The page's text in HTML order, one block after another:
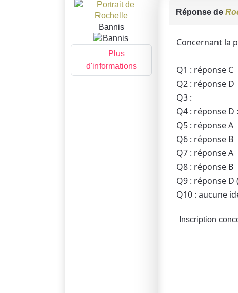
Bannis
Plus
d'informations
Réponse de
Concernant la
Q1 : réponse C
Q2 : réponse D
Q3 :
Q4 : réponse
Q5 : réponse A
Q6 : réponse B
Q7 : réponse A
Q8 : réponse B
Q9 : réponse
Q10 : aucune
Inscription